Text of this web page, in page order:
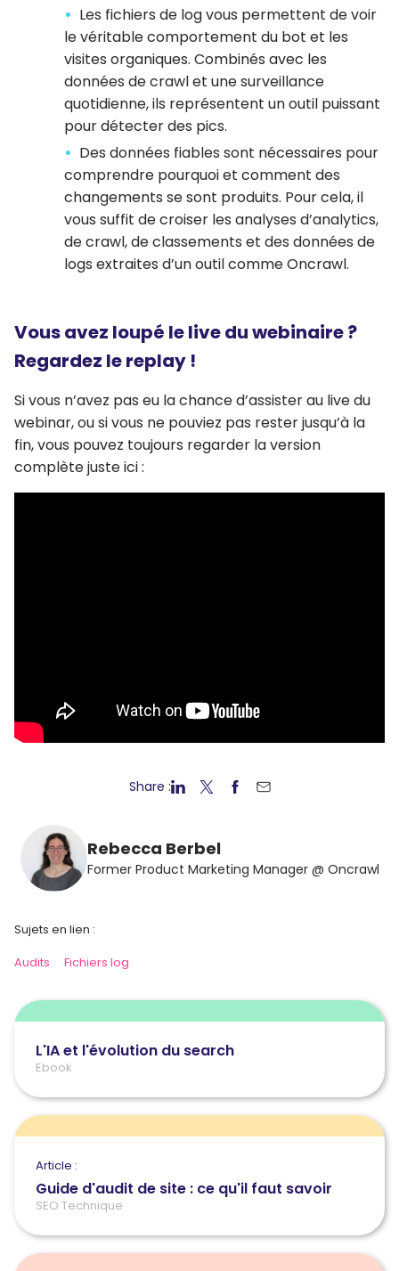
Les fichiers de log vous permettent de voir
le véritable comportement du bot et les
visites organiques. Combinés avec les
données de crawl et une surveillance
quotidienne, ils représentent un outil puissant
pour détecter des pics.
Des données fiables sont nécessaires pour
comprendre pourquoi et comment des
changements se sont produits. Pour cela, il
vous suffit de croiser les analyses d’analytics,
de crawl, de classements et des données de
logs extraites d’un outil comme Oncrawl.
Vous avez loupé le live du webinaire ?
Regardez le replay !
Si vous n’avez pas eu la chance d’assister au live du
webinar, ou si vous ne pouviez pas rester jusqu’à la
fin, vous pouvez toujours regarder la version
complète juste ici :
Share :
Rebecca Berbel
Former Product Marketing Manager @ Oncrawl
Sujets en lien :
Audits
Fichiers log
L'IA et l'évolution du search
Ebook
Article :
Guide d'audit de site : ce qu'il faut savoir
SEO Technique